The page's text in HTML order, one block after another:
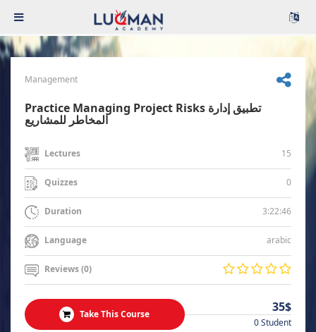
Management
Practice Managing Project Risks تطبيق إدارة
المخاطر للمشاريع
Lectures 15
Quizzes 0
Duration 3:22:46
Language arabic
Reviews (0)
Take This Course 35$
0 Student